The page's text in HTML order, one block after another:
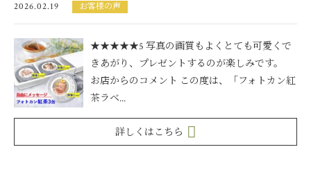
2026.02.19 お客様の声
★★★★★5 写真の画質もよくとても可愛くで
きあがり、プレゼントするのが楽しみです。
お店からのコメント この度は、「フォトカン紅
茶ラベ...
詳しくはこちら